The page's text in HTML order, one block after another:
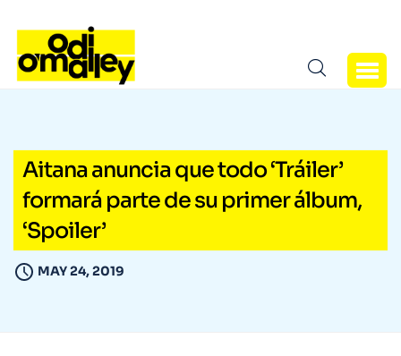
Aitana anuncia que todo ‘Tráiler’
formará parte de su primer álbum,
‘Spoiler’
MAY 24, 2019